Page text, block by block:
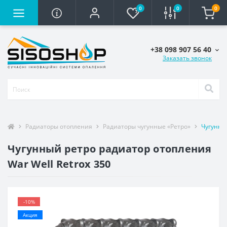
0 0 0
+38 098 907 56 40
Заказать звонок
Радиаторы отопления Радиаторы чугунные «Ретро»
Чугунный ретро радиатор отопления
War Well Retrox 350
-10%
Акция